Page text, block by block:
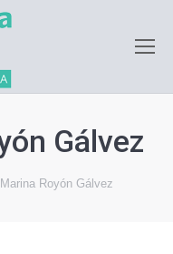
Gálvez
Royón Gálvez